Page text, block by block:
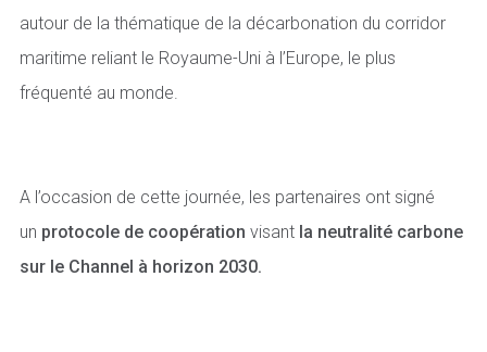
autour de la thématique de la décarbonation du corridor
maritime reliant le Royaume-Uni à l’Europe, le plus
fréquenté au monde.
A l’occasion de cette journée, les partenaires ont signé
un protocole de coopération visant la neutralité carbone
sur le Channel à horizon 2030.